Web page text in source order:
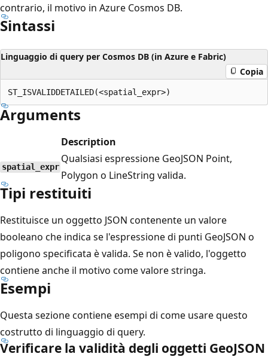
contrario, il motivo in Azure Cosmos DB.
Sintassi
Linguaggio di query per Cosmos DB (in Azure e Fabric)
Copia
Arguments
Description
spatial_expr
Qualsiasi espressione GeoJSON Point,
Polygon o LineString valida.
Tipi restituiti
Restituisce un oggetto JSON contenente un valore
booleano che indica se l'espressione di punti GeoJSON o
poligono specificata è valida. Se non è valido, l'oggetto
contiene anche il motivo come valore stringa.
Esempi
Questa sezione contiene esempi di come usare questo
costrutto di linguaggio di query.
Verificare la validità degli oggetti GeoJSON